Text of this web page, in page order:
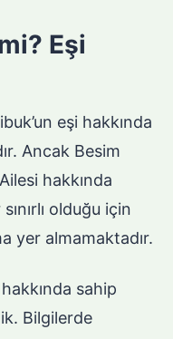
Eşi
eşi hakkında
Ancak Besim
hakkında
olduğu için
yer almamaktadır.
hakkında sahip
Bilgilerde